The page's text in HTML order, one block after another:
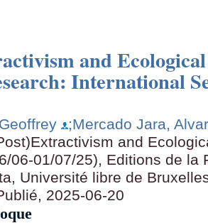
and
International
;Mercado Jara,
and
06-01/07/25), Editions de la
Université libre de
2025-06-20